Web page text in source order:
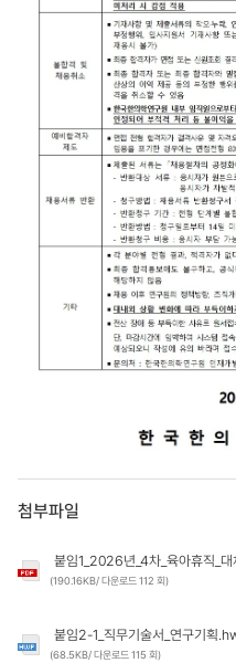
첨부파일
붙임1_2026년_4차_육아휴직_대체인력(
(190.16KB/ 다운로드 112 회)
붙임2-1_직무기술서_연구기획
(68.5KB/ 다운로드 115 회)